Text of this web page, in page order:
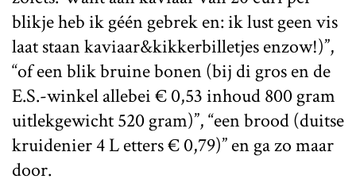
blikje heb ik géén gebrek en: ik lust geen vis
laat staan kaviaar&kikkerbilletjes enzow!)”,
“of een blik bruine bonen (bij di gros en de
E.S.-winkel allebei € 0,53 inhoud 800 gram
uitlekgewicht 520 gram)”, “een brood (duitse
kruidenier 4 L etters € 0,79)” en ga zo maar
door.